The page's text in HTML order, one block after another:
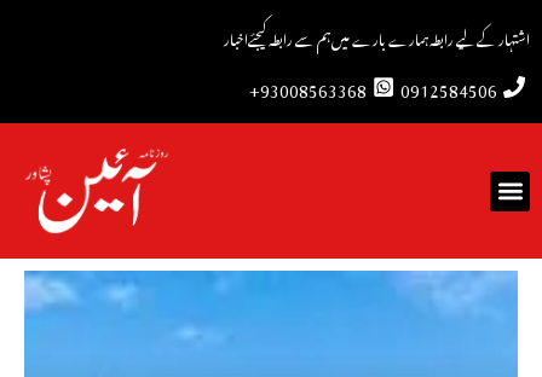
اشتہار کے لیے رابطہہمارے بارے میںہم سے رابطہ کیجئےاخبار
0912584506
93008563368+